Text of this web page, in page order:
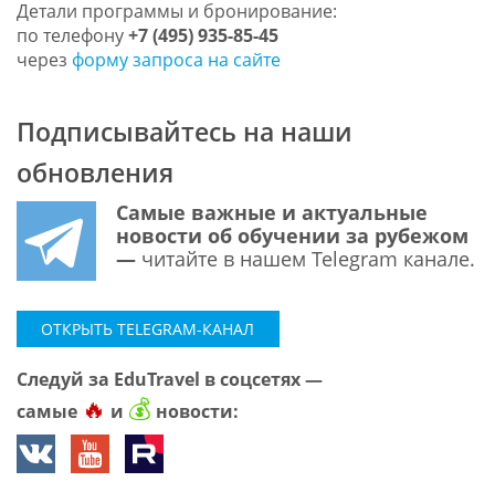
Детали программы и бронирование:
по телефону+7 (495) 935-85-45
через форму запроса на сайте
Подписывайтесь на наши
обновления
Самые важные и актуальные
новости об обучении за рубежом
— читайте в нашем Telegram канале.
ОТКРЫТЬ TELEGRAM-КАНАЛ
Следуй за EduTravel в соцсетях —
самые 🔥 и 💰 новости: